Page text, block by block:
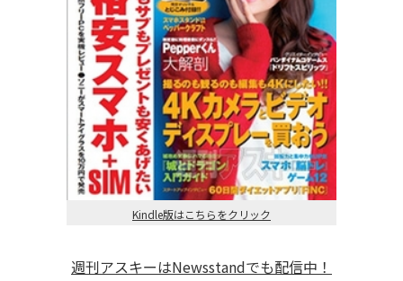
Kindle版はこちらをクリック
週刊アスキーはNewsstandでも配信中！